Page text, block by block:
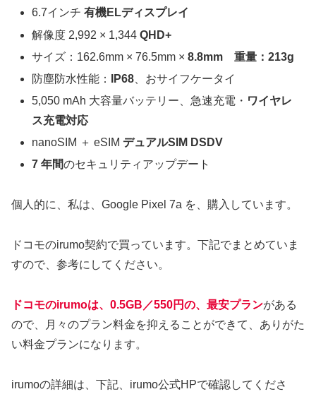
6.7インチ有機ELディスプレイ
解像度 2,992 × 1,344 QHD+
サイズ：162.6mm × 76.5mm ×8.8mm
重量：213g
防塵防水性能：
IP68 、おサイフケータイ
5,050 mAh 大容量バッテリー、急速充電・ ワイヤレ
ス充電対応
nanoSIM ＋ eSIM デュアルSIM DSDV
7 年間のセキュリティアップデート
個人的に、私は、Google Pixel 7a を、購入しています。
ドコモのirumo契約で買っています。下記でまとめていま
すので、参考にしてください。
ドコモのirumoは、0.5GB／550円の、最安プランがある
ので、月々のプラン料金を抑えることができて、ありがた
い料金プランになります。
irumoの詳細は、下記、irumo公式HPで確認してくださ